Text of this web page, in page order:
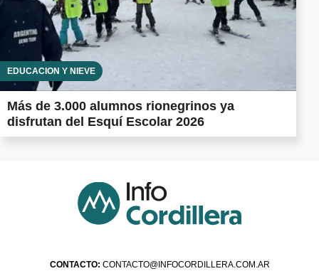
EDUCACIÓN Y NIEVE
Más de 3.000 alumnos rionegrinos ya
disfrutan del Esquí Escolar 2026
CONTACTO: CONTACTO@INFOCORDILLERA.COM.AR